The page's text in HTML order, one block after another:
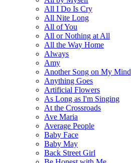
All I Do Is Cry
All Nite Long
All of You
All or Nothing at All
All the Way Home
Always
Amy
Another Song on My Mind
Anything Goes
Artificial Flowers
As Long as I'm Singing
At the Crossroads
Ave Maria
Average People
Baby Face
Baby May
Back Street Girl